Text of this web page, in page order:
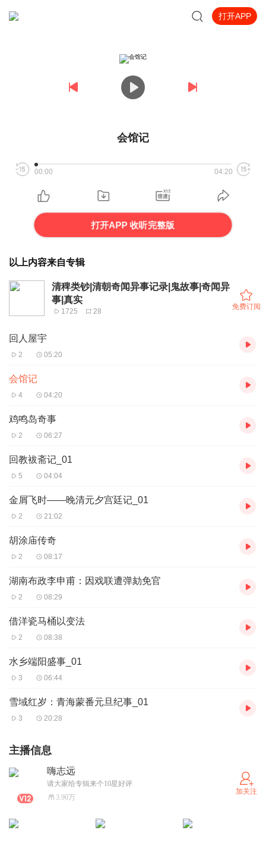
打开APP
会馆记
00:00 04:20
打开APP 收听完整版
以上内容来自专辑
清稗类钞|清朝奇闻异事记录|鬼故事|奇闻异
事|真实
1725 28
免费订阅
回人屋宇
2 05:20
会馆记
4 04:20
鸡鸣岛奇事
2 06:27
回教袚斋记_01
5 04:04
金屑飞时——晚清元夕宫廷记_01
2 21:02
胡涂庙传奇
2 08:17
湖南布政李申甫：因戏联遭弹劾免官
2 08:29
借洋瓷马桶以变法
2 08:38
水乡端阳盛事_01
3 06:44
雪域红岁：青海蒙番元旦纪事_01
3 20:28
主播信息
嗨志远
请大家给专辑来个10星好评
3.90万
加关注